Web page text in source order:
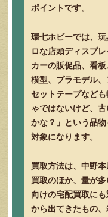
ポイントです。
環七ホビーでは、
ロな店頭ディスプ
カーの販促品、看
模型、プラモデル
セットテープなど
ゃではないけど、
かな？」という品
対象になります。
買取方法は、中野
買取のほか、量が
向けの宅配買取に
から出てきたもの